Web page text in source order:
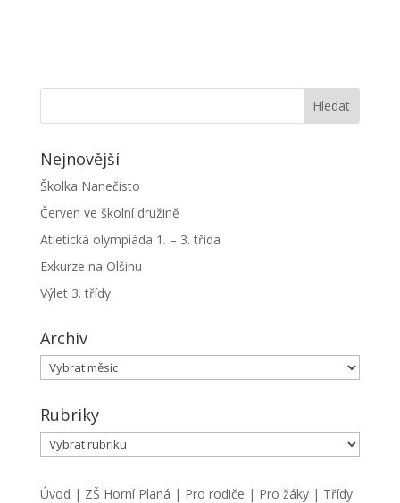
Nejnovější
Školka Nanečisto
Červen ve školní družině
Atletická olympiáda 1. – 3. třída
Exkurze na Olšinu
Výlet 3. třídy
Archiv
Archiv
Rubriky
Rubriky
Úvod | ZŠ Horní Planá | Pro rodiče | Pro žáky| Třídy